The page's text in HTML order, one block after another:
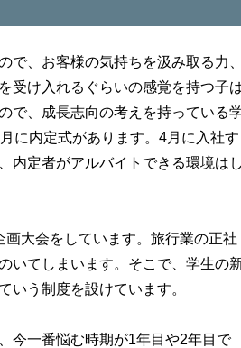
で、お客様の気持ちを汲み取る力、
受け入れるぐらいの感覚を持つ子
で、成長志向の考えを持っている
に内定式があります。4月に入社す
内定者がアルバイトできる環境はし
大会をしています。旅行業の正社
いてしまいます。そこで、学生の
いう制度を設けています。
今一番悩む時期が1年目や2年目で